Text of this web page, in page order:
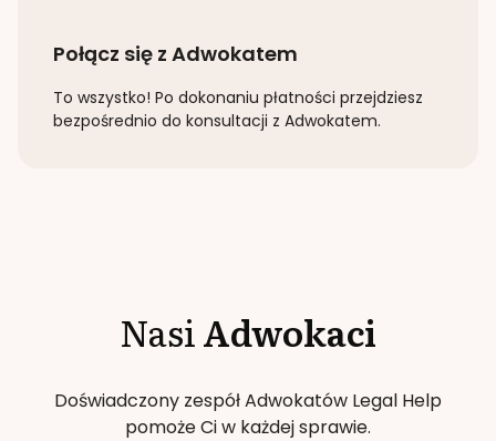
Połącz się z Adwokatem
To wszystko! Po dokonaniu płatności przejdziesz
bezpośrednio do konsultacji z Adwokatem.
NasiAdwokaci
Doświadczony zespół Adwokatów Legal Help
pomoże Ci w każdej sprawie.